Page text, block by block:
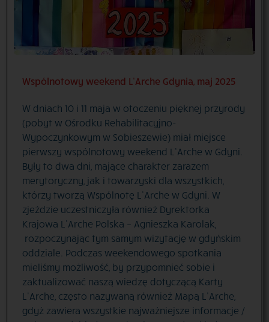
Wspólnotowy weekend L’Arche Gdynia, maj 2025
W dniach 10 i 11 maja w otoczeniu pięknej przyrody
(pobyt w Ośrodku Rehabilitacyjno-
Wypoczynkowym w Sobieszewie) miał miejsce
pierwszy wspólnotowy weekend L’Arche w Gdyni.
Były to dwa dni, mające charakter zarazem
merytoryczny, jak i towarzyski dla wszystkich,
którzy tworzą Wspólnotę L’Arche w Gdyni. W
zjeździe uczestniczyła również Dyrektorka
Krajowa L’Arche Polska – Agnieszka Karolak,
rozpoczynając tym samym wizytację w gdyńskim
oddziale. Podczas weekendowego spotkania
mieliśmy możliwość, by przypomnieć sobie i
zaktualizować naszą wiedzę dotyczącą Karty
L’Arche, często nazywaną również Mapą L’Arche,
gdyż zawiera wszystkie najważniejsze informacje /